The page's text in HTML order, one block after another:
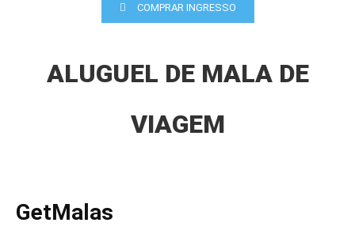
COMPRAR INGRESSO
ALUGUEL DE MALA DE
VIAGEM
GetMalas